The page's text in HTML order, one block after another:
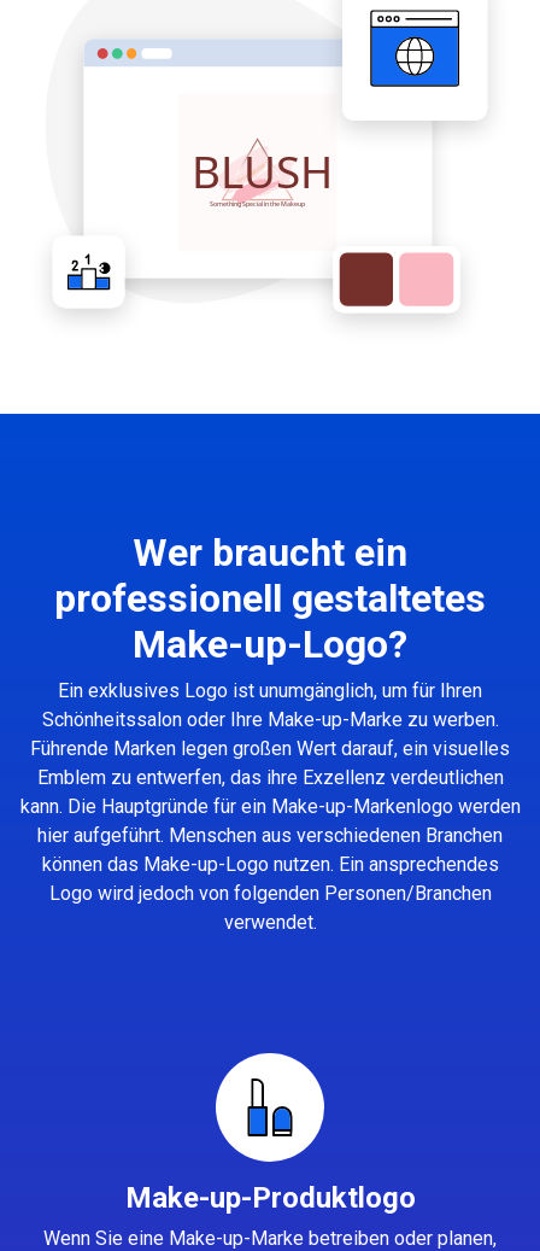
Wer braucht ein
professionell gestaltetes
Make-up-Logo?
Ein exklusives Logo ist unumgänglich, um für Ihren
Schönheitssalon oder Ihre Make-up-Marke zu werben.
Führende Marken legen großen Wert darauf, ein visuelles
Emblem zu entwerfen, das ihre Exzellenz verdeutlichen
kann. Die Hauptgründe für ein Make-up-Markenlogo werden
hier aufgeführt. Menschen aus verschiedenen Branchen
können das Make-up-Logo nutzen. Ein ansprechendes
Logo wird jedoch von folgenden Personen/Branchen
verwendet.
Make-up-Produktlogo
Wenn Sie eine Make-up-Marke betreiben oder planen,